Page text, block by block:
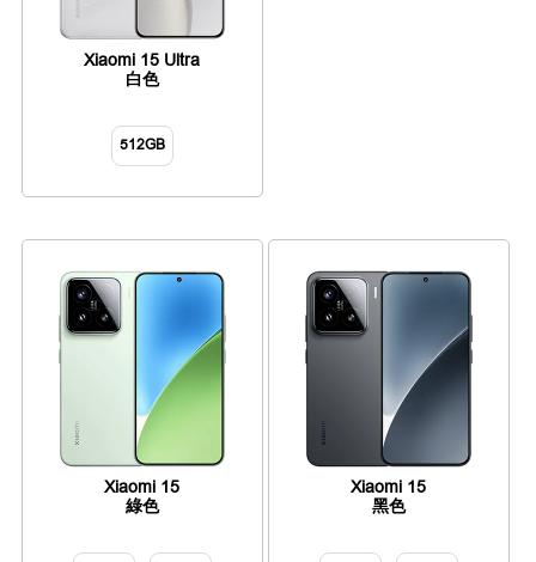
Xiaomi 15 Ultra
白色
512GB
Xiaomi 15
綠色
Xiaomi 15
黑色